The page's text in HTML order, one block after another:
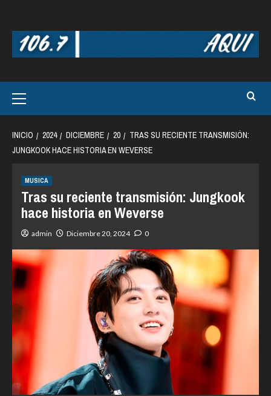
contenido
principal
INICIO 2024 DICIEMBRE 20
TRAS SU RECIENTE TRANSMISIÓN:
JUNGKOOK HACE HISTORIA EN WEVERSE
MUSICA
Tras su reciente transmisión: Jungkook
hace historia en Weverse
admin Diciembre 20, 2024 0